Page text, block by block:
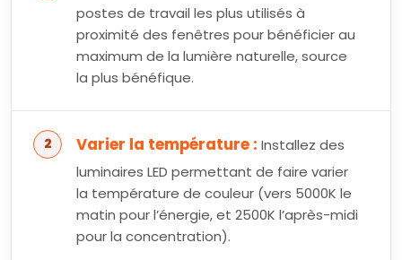
postes de travail les plus utilisés à
proximité des fenêtres pour bénéficier au
maximum de la lumière naturelle, source
la plus bénéfique.
Varier la température : Installez des
luminaires LED permettant de faire varier
la température de couleur (vers 5000K le
matin pour l’énergie, et 2500K l’après-midi
pour la concentration).